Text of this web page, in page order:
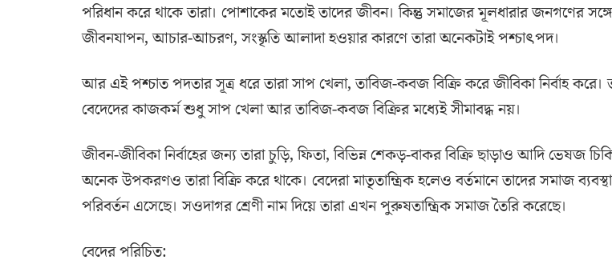
পরিধান করে থাকে তারা। পোশাকের মতোই তাদের জীবন। কিন্তু সমাজের মূলধারার জনগণের
জীবনযাপন, আচার-আচরণ, সংস্কৃতি আলাদা হওয়ার কারণে তারা অনেকটাই পশ্চাৎপদ।
আর এই পশ্চাত পদতার সূত্র ধরে তারা সাপ খেলা, তাবিজ-কবজ বিক্রি করে জীবিকা নির্বাহ করে।
বেদেদের কাজকর্ম শুধু সাপ খেলা আর তাবিজ-কবজ বিক্রির মধ্যেই সীমাবদ্ধ নয়।
জীবন-জীবিকা নির্বাহের জন্য তারা চুড়ি, ফিতা, বিভিন্ন শেকড়-বাকর বিক্রি ছাড়াও আদি ভেষজ
অনেক উপকরণও তারা বিক্রি করে থাকে। বেদেরা মাতৃতান্ত্রিক হলেও বর্তমানে তাদের সমাজ
পরিবর্তন এসেছে। সওদাগর শ্রেণী নাম দিয়ে তারা এখন পুরুষতান্ত্রিক সমাজ তৈরি করেছে।
বেদের পরিচিত: